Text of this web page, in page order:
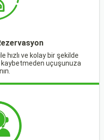
hızlı ve kolay bir şekilde
uçuşunuza